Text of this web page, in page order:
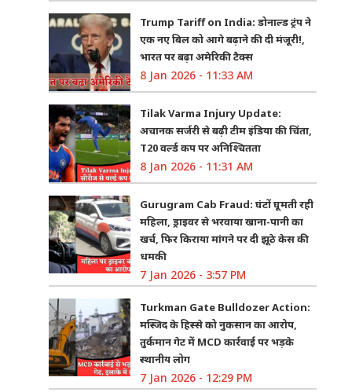
Trump Tariff on India: डोनाल्ड ट्रंप ने
एक नए बिल को आगे बढ़ाने की दी मंजूरी!,
भारत पर बढ़ा अमेरिकी टैक्स
8 Jan 2026 - 11:33 AM
Tilak Varma Injury Update:
अचानक सर्जरी से बढ़ी टीम इंडिया की चिंता,
T20 वर्ल्ड कप पर अनिश्चितता
8 Jan 2026 - 11:31 AM
Gurugram Cab Fraud: घंटों घूमती रही
महिला, ड्राइवर से भरवाया खाना-पानी का
खर्च, फिर किराया मांगने पर दी झूठे केस की
धमकी
7 Jan 2026 - 3:57 PM
Turkman Gate Bulldozer Action:
मस्जिद के हिस्से को नुकसान का आरोप,
तुर्कमान गेट में MCD कार्रवाई पर भड़के
स्थानीय लोग
7 Jan 2026 - 12:29 PM